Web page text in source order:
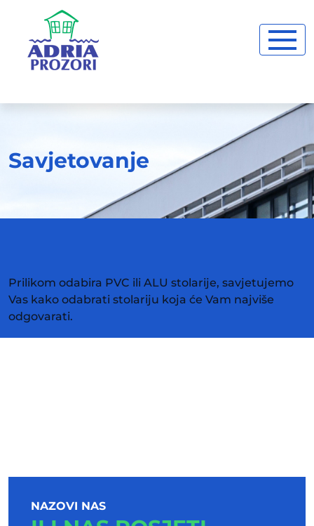
Savjetovanje
Prilikom odabira PVC ili ALU stolarije, savjetujemo
Vas kako odabrati stolariju koja će Vam najviše
odgovarati.
NAZOVI NAS